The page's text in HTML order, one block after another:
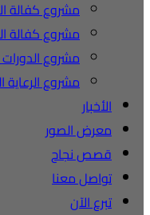
مشروع كفالة
مشروع كفالة
مشروع
مشروع الرعاية
الأخبار
معرض الصور
قصص نجاح
تواصل معنا
تبرع الآن